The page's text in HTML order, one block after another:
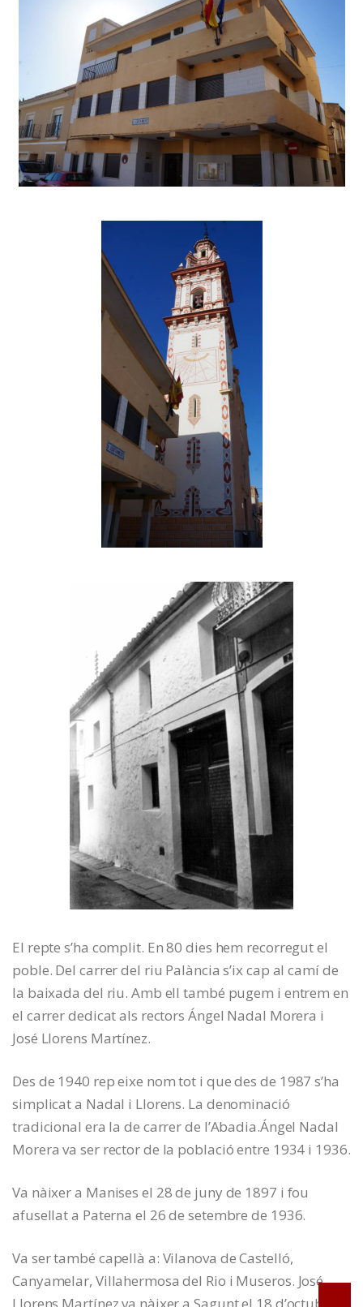
El repte s’ha complit. En 80 dies hem recorregut el
poble. Del carrer del riu Palància s’ix cap al camí de
la baixada del riu. Amb ell també pugem i entrem en
el carrer dedicat als rectors Ángel Nadal Morera i
José Llorens Martínez.
Des de 1940 rep eixe nom tot i que des de 1987 s’ha
simplicat a Nadal i Llorens. La denominació
tradicional era la de carrer de l’Abadia.Ángel Nadal
Morera va ser rector de la població entre 1934 i 1936.
Va nàixer a Manises el 28 de juny de 1897 i fou
afusellat a Paterna el 26 de setembre de 1936.
Va ser també capellà a: Vilanova de Castelló,
Canyamelar, Villahermosa del Rio i Museros. José